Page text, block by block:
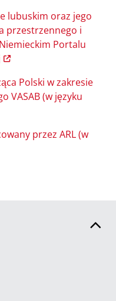
lubuskim oraz jego
przestrzennego i
Portalu
Polski w zakresie
VASAB (w języku
przez ARL (w